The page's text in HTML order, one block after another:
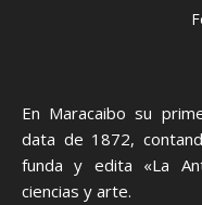
En Maracaibo su
data de 1872,
funda y edita «La
ciencias y arte.